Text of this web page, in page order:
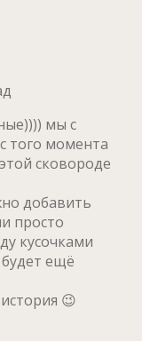
мы с
того момента
сковороде
добавить
просто
кусочками
ещё
😉